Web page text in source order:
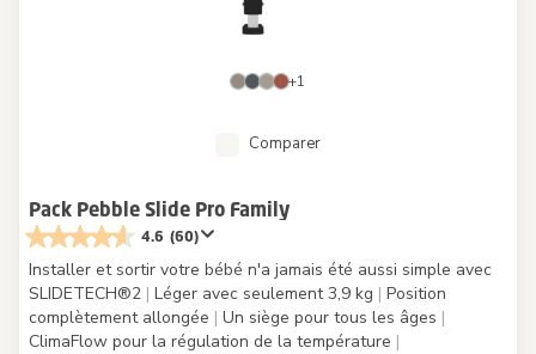
+1
Comparer
Pack Pebble Slide Pro Family
4.6 (60)
Installer et sortir votre bébé n'a jamais été aussi simple avec
SLIDETECH®2 | Léger avec seulement 3,9 kg | Position
complètement allongée | Un siège pour tous les âges |
ClimaFlow pour la régulation de la température |